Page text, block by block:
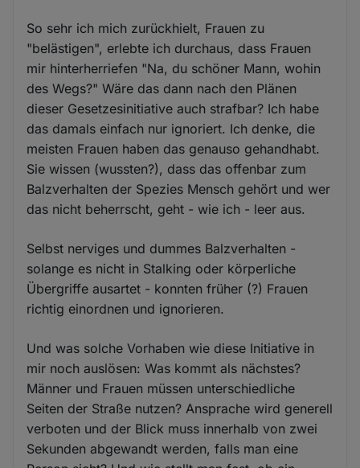
So sehr ich mich zurückhielt, Frauen zu
"belästigen", erlebte ich durchaus, dass Frauen
mir hinterherriefen "Na, du schöner Mann, wohin
des Wegs?" Wäre das dann nach den Plänen
dieser Gesetzesinitiative auch strafbar? Ich habe
das damals einfach nur ignoriert. Ich denke, die
meisten Frauen haben das genauso gehandhabt.
Sie wissen (wussten?), dass das offenbar zum
Balzverhalten der Spezies Mensch gehört und wer
das nicht beherrscht, geht - wie ich - leer aus.
Selbst nerviges und dummes Balzverhalten -
solange es nicht in Stalking oder körperliche
Übergriffe ausartet - konnten früher (?) Frauen
richtig einordnen und ignorieren.
Und was solche Vorhaben wie diese Initiative in
mir noch auslösen: Was kommt als nächstes?
Männer und Frauen müssen unterschiedliche
Seiten der Straße nutzen? Ansprache wird generell
verboten und der Blick muss innerhalb von zwei
Sekunden abgewandt werden, falls man eine